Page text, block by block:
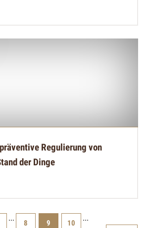
Regulierung von
der Dinge
...
8 9 10
...